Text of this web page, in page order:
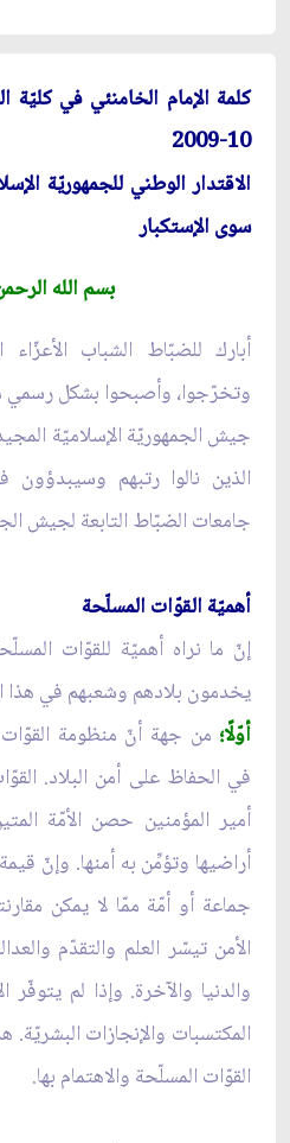
10-2009
الاقتدار الوطني للجمهوريّة
سوى الإستكبار
بسم الله
أبارك للضبّاط الشباب الأعزّاء
وتخرّجوا، وأصبحوا بشكل رسمي
جيش الجمهوريّة الإسلاميّة
الذين نالوا رتبهم
جامعات الضبّاط التابعة لجيش
أهميّة القوّات المسلّحة
إنّ ما نراه أهميّة للقوّات
يخدمون بلادهم وشعبهم في هذا
أوّلًا؛ من جهة أنّ منظومة القوّات
في الحفاظ على أمن البلاد.
أمير المؤمنين حصن الأمّة
أراضيها وتؤمِّن به أمنها. وإنّ
جماعة أو أمّة ممّا لا يمكن
الأمن تيسّر العلم والتقدّم
والدنيا والآخرة. وإذا لم
المكتسبات والإنجازات البشريّة.
القوّات المسلّحة والاهتمام بها.